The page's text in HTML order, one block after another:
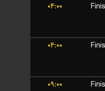
۰۴:۰۰
۰۴:۰۰
۰۹:۰۰